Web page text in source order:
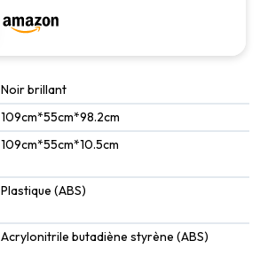
‎Noir brillant
‎109cm*55cm*98.2cm
‎109cm*55cm*10.5cm
‎Plastique (ABS)
‎Acrylonitrile butadiène styrène (ABS)